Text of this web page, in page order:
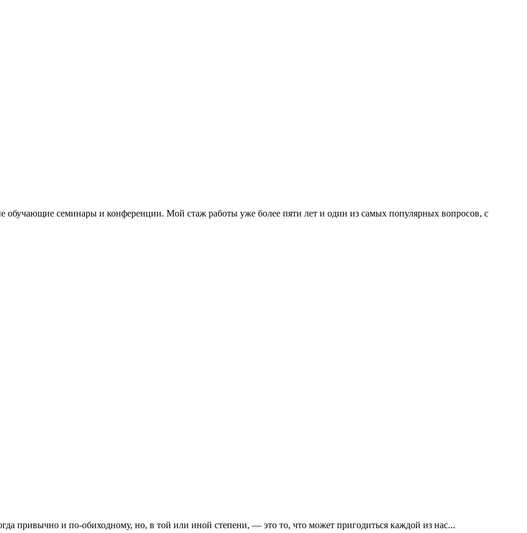
семинары и конференции. Мой стаж работы уже более пяти лет и один из самых популярных вопросов, с
привычно и по-обиходному, но, в той или иной степени, — это то, что может пригодиться каждой из нас...